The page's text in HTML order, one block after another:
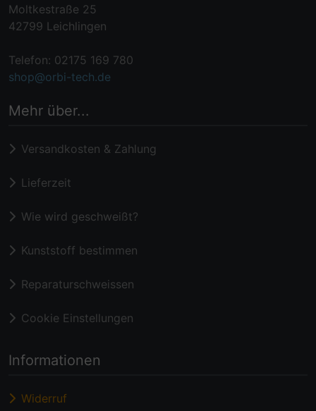
Moltkestraße 25
42799 Leichlingen
Telefon: 02175 169 780
shop@orbi-tech.de
Mehr über...
Versandkosten & Zahlung
Lieferzeit
Wie wird geschweißt?
Kunststoff bestimmen
Reparaturschweissen
Cookie Einstellungen
Informationen
Widerruf